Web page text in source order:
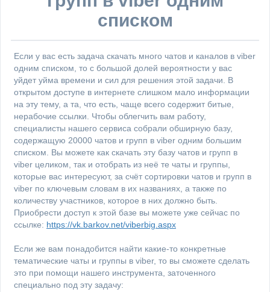
списком
Если у вас есть задача скачать много чатов и каналов в viber
одним списком, то с большой долей вероятности у вас
уйдет уйма времени и сил для решения этой задачи. В
открытом доступе в интернете слишком мало информации
на эту тему, а та, что есть, чаще всего содержит битые,
нерабочие ссылки. Чтобы облегчить вам работу,
специалисты нашего сервиса собрали обширную базу,
содержащую 20000 чатов и групп в viber одним большим
списком. Вы можете как скачать эту базу чатов и групп в
viber целиком, так и отобрать из неё те чаты и группы,
которые вас интересуют, за счёт сортировки чатов и групп в
viber по ключевым словам в их названиях, а также по
количеству участников, которое в них должно быть.
Приобрести доступ к этой базе вы можете уже сейчас по
ссылке: https://vk.barkov.net/viberbig.aspx
Если же вам понадобится найти какие-то конкретные
тематические чаты и группы в viber, то вы сможете сделать
это при помощи нашего инструмента, заточенного
специально под эту задачу: